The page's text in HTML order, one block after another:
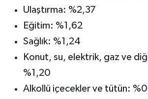
Ulaştırma: %2,37
Eğitim: %1,62
Sağlık: %1,24
Konut, su, elektrik, gaz ve
%1,20
Alkollü içecekler ve tütün: